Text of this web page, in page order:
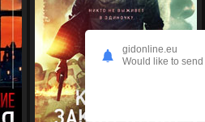
gidonline.eu
Would like to